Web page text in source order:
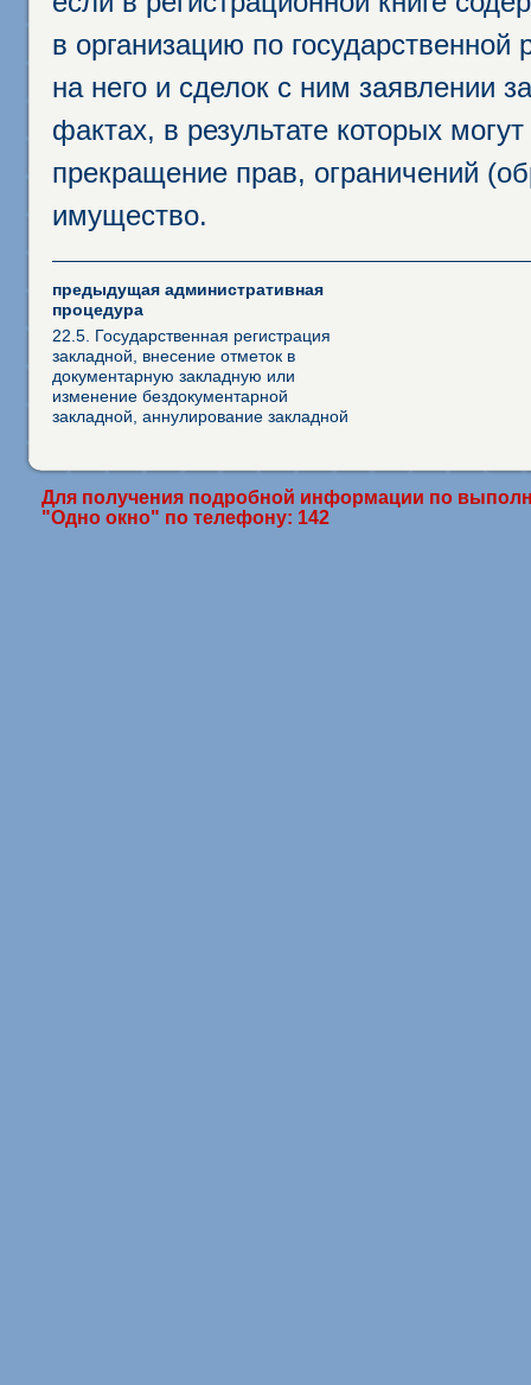
в организацию по
на него и сделок с ним заявлении
фактах, в результате которых
прекращение прав, ограничений
имущество.
предыдущая административная
процедура
22.5. Государственная регистрация
закладной, внесение отметок в
документарную закладную или
изменение бездокументарной
закладной, аннулирование закладной
Для получения подробной информации по
"Одно окно" по телефону: 142